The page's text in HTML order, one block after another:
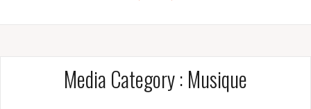
Media Category : Musique